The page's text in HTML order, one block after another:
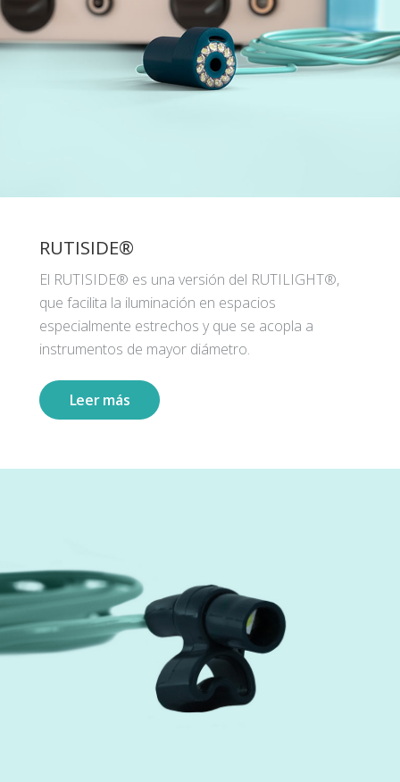
RUTISIDE®
El RUTISIDE® es una versión del RUTILIGHT®,
que facilita la iluminación en espacios
especialmente estrechos y que se acopla a
instrumentos de mayor diámetro.
Leer más